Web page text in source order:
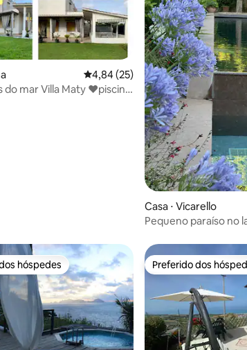
de 5, 3 avaliações
4,84 de uma avaliação média de
4,84 (25)
mar Villa Maty ❤️piscina,
Casa ⋅ Vicarello
Pequeno paraíso no
preferidos dos hóspedes
hóspedes Preferido dos
Preferido dos